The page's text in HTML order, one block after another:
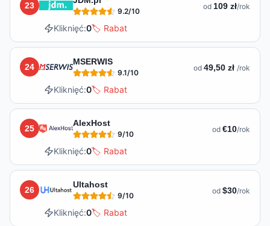
23
9.2/10 od 109 zł/rok
Kliknięć:0🏷️ Rabat
24
MSERWIS
9.1/10 od 49,50 zł /rok
Kliknięć:0🏷️ Rabat
25
AlexHost
9/10 od €10/rok
Kliknięć:0🏷️ Rabat
26
Ultahost
9/10 od $30/rok
Kliknięć:0🏷️ Rabat